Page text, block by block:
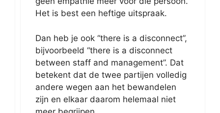
Het is best een heftige uitspraak.
Dan heb je ook “there is a disconnect”,
bijvoorbeeld “there is a disconnect
between staff and management”. Dat
betekent dat de twee partijen volledig
andere wegen aan het bewandelen
zijn en elkaar daarom helemaal niet